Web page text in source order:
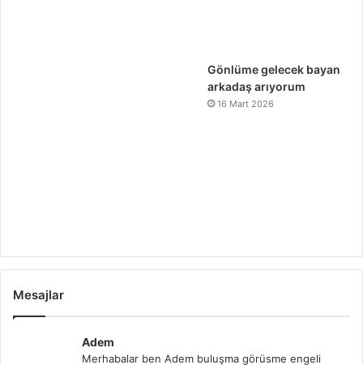
Gönlüme gelecek bayan
arkadaş arıyorum
16 Mart 2026
Mesajlar
Adem
Merhabalar ben Adem buluşma görüsme engeli